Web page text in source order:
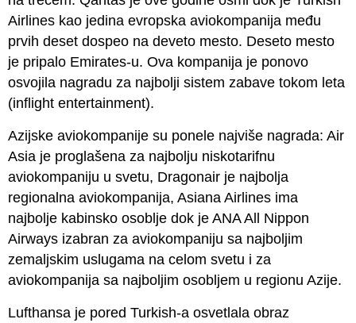
Airlines kao jedina evropska aviokompanija među
prvih deset dospeo na deveto mesto. Deseto mesto
je pripalo Emirates-u. Ova kompanija je ponovo
osvojila nagradu za najbolji sistem zabave tokom leta
(inflight entertainment).
Azijske aviokompanije su ponele najviše nagrada: Air
Asia je proglašena za najbolju niskotarifnu
aviokompaniju u svetu, Dragonair je najbolja
regionalna aviokompanija, Asiana Airlines ima
najbolje kabinsko osoblje dok je ANA All Nippon
Airways izabran za aviokompaniju sa najboljim
zemaljskim uslugama na celom svetu i za
aviokompanija sa najboljim osobljem u regionu Azije.
Lufthansa je pored Turkish-a osvetlala obraz